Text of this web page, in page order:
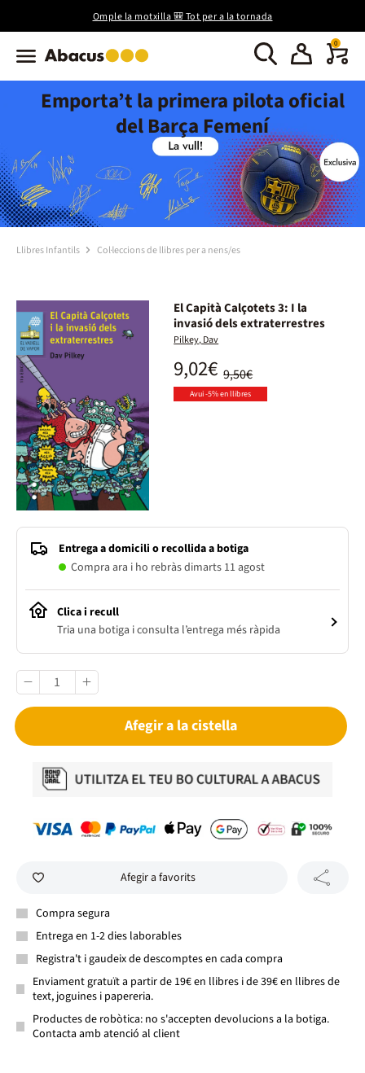
Omple la motxilla 🎒 Tot per a la tornada
0
Emporta’t la primera pilota oficial
del Barça Femení
Llibres Infantils Col·leccions de llibres per a nens/es
El Capità Calçotets 3: I la
invasió dels extraterrestres
Pilkey, Dav
9,50€
9,02€
Avui -5% en llibres
Entrega a domicili o recollida a botiga
Compra ara i ho rebràs dimarts 11 agost
Clica i recull
Tria una botiga i consulta l’entrega més ràpida
Afegir a la cistella
Afegir a favorits
Compra segura
Entrega en 1-2 dies laborables
Registra't i gaudeix de descomptes en cada compra
Enviament gratuït a partir de 19€ en llibres i de 39€ en llibres de
text, joguines i papereria.
Productes de robòtica: no s'accepten devolucions a la botiga.
Contacta amb atenció al client